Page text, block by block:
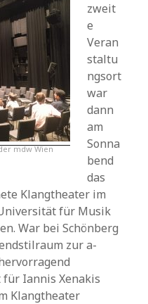
mdw Wien
zweit
e
Veran
staltu
ngsort
war
dann
am
Sonna
bend
das
Klangtheater im
für Musik
War bei Schönberg
zur a-
für Iannis Xenakis
Klangtheater